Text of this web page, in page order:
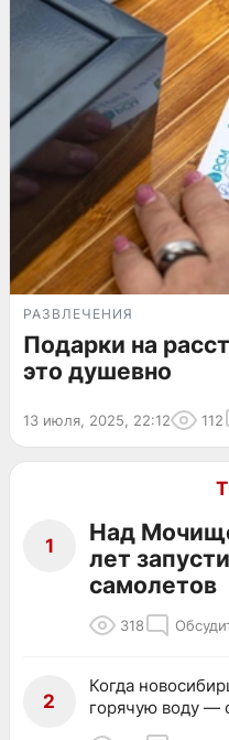
РАЗВЛЕЧЕНИЯ
Подарки на
это душевно
13 июля, 2025, 22:12 112
1
Над
лет
самолетов
318
2
Когда
горячую воду —